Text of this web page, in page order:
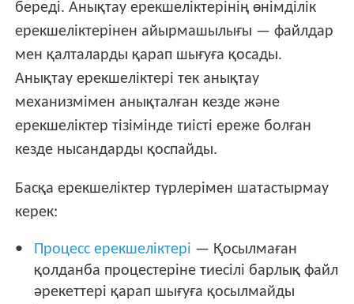
береді. Анықтау ерекшеліктерінің өнімділік
ерекшеліктерінен айырмашылығы — файлдар
мен қалталарды қарап шығуға қосады.
Анықтау ерекшеліктері тек анықтау
механизмімен анықталған кезде және
ерекшеліктер тізімінде тиісті ереже болған
кезде нысандарды қоспайды.
Басқа ерекшеліктер түрлерімен шатастырмау
керек:
Процесс ерекшеліктері — Қосылмаған
қолданба процестеріне тиесілі барлық файл
әрекеттері қарап шығуға қосылмайды